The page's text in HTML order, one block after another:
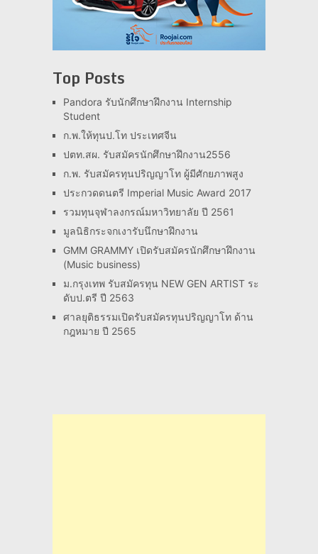
Top Posts
Pandora รับนักศึกษาฝึกงาน Internship
Student
ก.พ.ให้ทุนป.โท ประเทศจีน
ปตท.สผ. รับสมัครนักศึกษาฝึกงาน2556
ก.พ. รับสมัครทุนปริญญาโท ผู้มีศักยภาพสูง
ประกวดดนตรี Imperial Music Award 2017
รวมทุนจุฬาลงกรณ์มหาวิทยาลัย ปี 2561
มูลนิธิกระจกเงารับนึกษาฝึกงาน
GMM GRAMMY เปิดรับสมัครนักศึกษาฝึกงาน
(Music business)
ม.กรุงเทพ รับสมัครทุน NEW GEN ARTIST ระ
ดับป.ตรี ปี 2563
ศาลยุติธรรมเปิดรับสมัครทุนปริญญาโท ด้าน
กฎหมาย ปี 2565